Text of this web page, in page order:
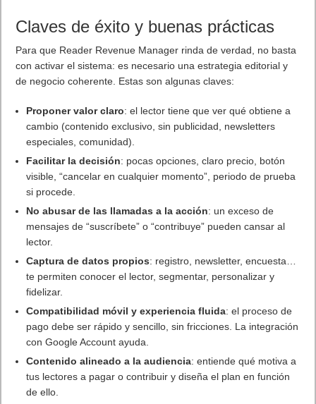
Claves de éxito y buenas prácticas
Para que Reader Revenue Manager rinda de verdad, no basta
con activar el sistema: es necesario una estrategia editorial y
de negocio coherente. Estas son algunas claves:
Proponer valor claro: el lector tiene que ver qué obtiene a
cambio (contenido exclusivo, sin publicidad, newsletters
especiales, comunidad).
Facilitar la decisión: pocas opciones, claro precio, botón
visible, “cancelar en cualquier momento”, periodo de prueba
si procede.
No abusar de las llamadas a la acción: un exceso de
mensajes de “suscríbete” o “contribuye” pueden cansar al
lector.
Captura de datos propios: registro, newsletter, encuesta…
te permiten conocer el lector, segmentar, personalizar y
fidelizar.
Compatibilidad móvil y experiencia fluida: el proceso de
pago debe ser rápido y sencillo, sin fricciones. La integración
con Google Account ayuda.
Contenido alineado a la audiencia: entiende qué motiva a
tus lectores a pagar o contribuir y diseña el plan en función
de ello.